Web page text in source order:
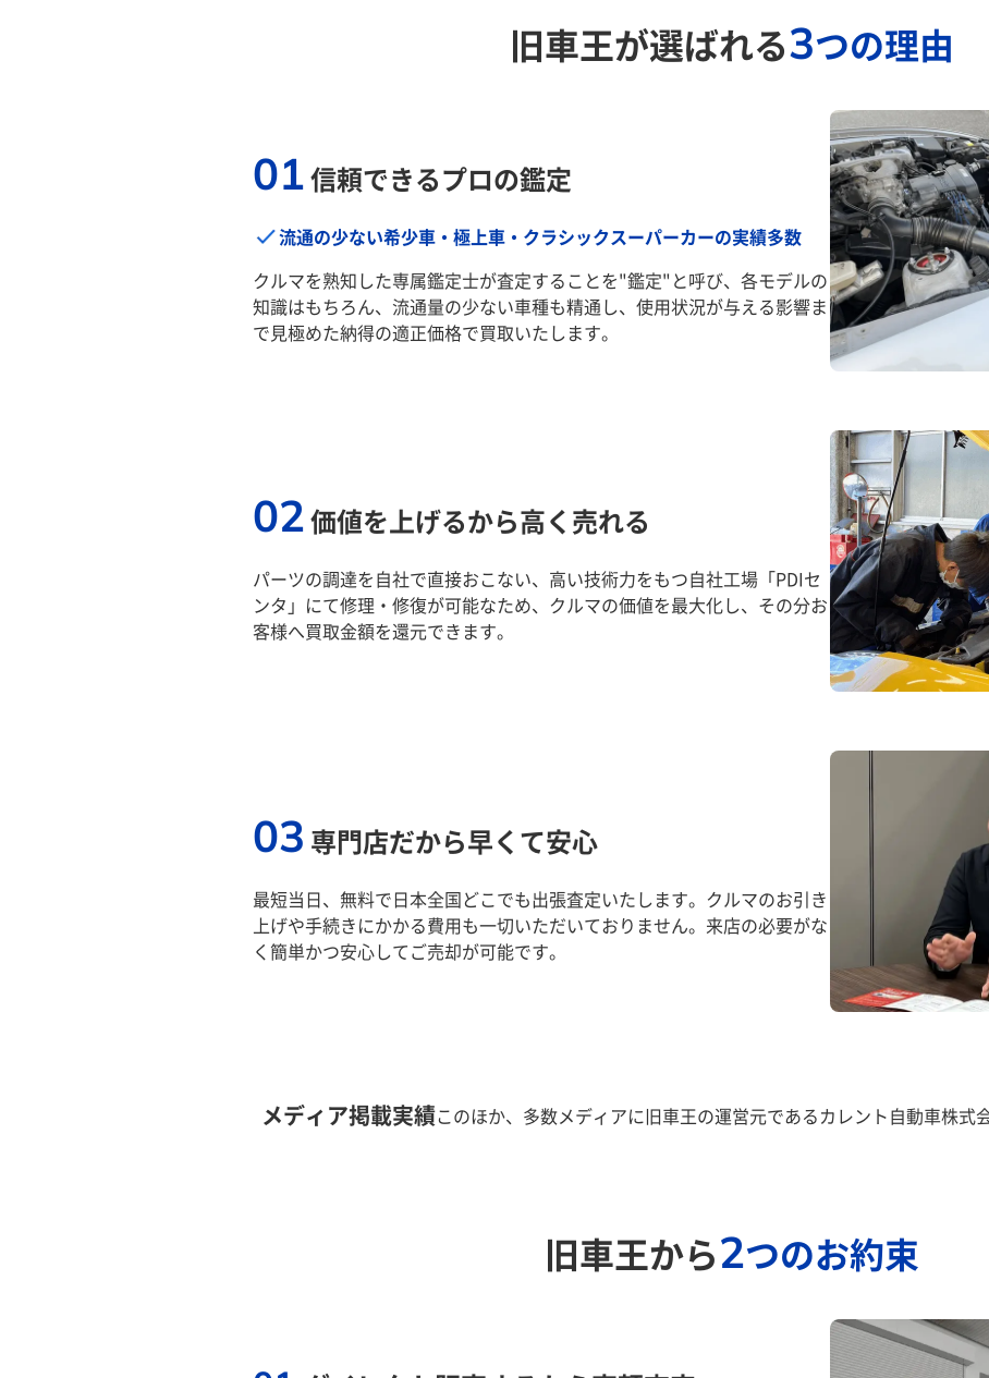
旧車王が選ばれる3つの理由
01信頼できるプロの鑑定
流通の少ない希少車・極上車・クラシックスーパーカーの実績多数
クルマを熟知した専属鑑定士が査定することを"鑑定"と呼び、各モデルの
知識はもちろん、流通量の少ない車種も精通し、使用状況が与える影響ま
で見極めた納得の適正価格で買取いたします。
02価値を上げるから高く売れる
パーツの調達を自社で直接おこない、高い技術力をもつ自社工場「PDIセ
ンタ」にて修理・修復が可能なため、クルマの価値を最大化し、その分お
客様へ買取金額を還元できます。
03 専門店だから早くて安心
最短当日、無料で日本全国どこでも出張査定いたします。クルマのお引き
上げや手続きにかかる費用も一切いただいておりません。来店の必要がな
く簡単かつ安心してご売却が可能です。
メディア掲載実績このほか、多数メディアに旧車王の運営元であるカレント自動車株式
旧車王から2つのお約束